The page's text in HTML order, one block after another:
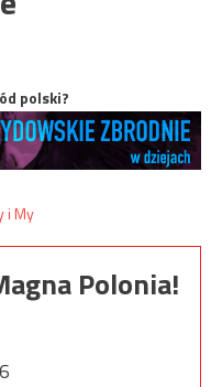
polski?
Polonia!